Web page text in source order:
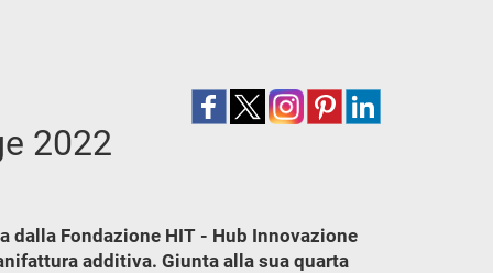
2022
dalla Fondazione HIT - Hub Innovazione
additiva. Giunta alla sua quarta